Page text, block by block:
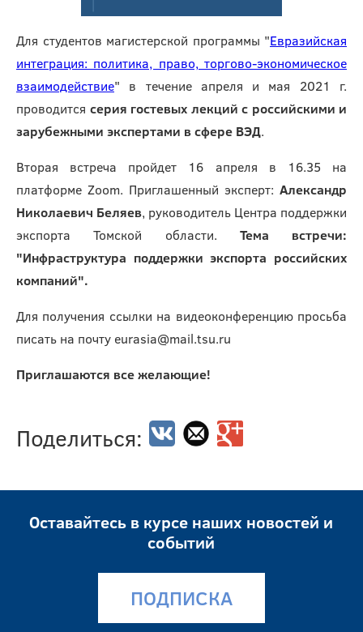
Для студентов магистерской программы "Евразийская
интеграция: политика, право, торгово-экономическое
взаимодействие" в течение апреля и мая 2021 г.
проводится серия гостевых лекций с российскими и
зарубежными экспертами в сфере ВЭД.
Вторая встреча пройдет 16 апреля в 16.35 на
платформе Zoom. Приглашенный эксперт: Александр
Николаевич Беляев, руководитель Центра поддержки
экспорта Томской области. Тема встречи:
"Инфраструктура поддержки экспорта российских
компаний".
Для получения ссылки на видеоконференцию просьба
писать на почту eurasia@mail.tsu.ru
Приглашаются все желающие!
Поделиться:
Оставайтесь в курсе наших новостей и
событий
ПОДПИСКА